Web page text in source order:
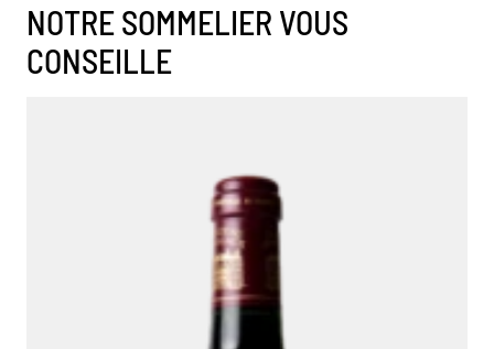
NOTRE SOMMELIER VOUS
CONSEILLE